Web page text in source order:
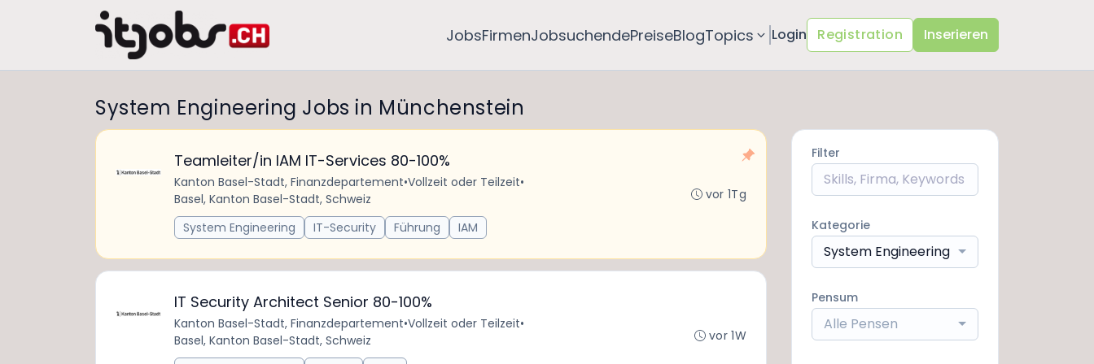
JobsFirmenJobsuchendePreiseBlogTopics Login Registration Inserieren
System Engineering Jobs in Münchenstein
Teamleiter/in IAM IT-Services 80-100%
Kanton Basel-Stadt, Finanzdepartement•Vollzeit oder Teilzeit•
Basel, Kanton Basel-Stadt, Schweiz
System Engineering
IT-Security Führung IAM
vor 1Tg
IT Security Architect Senior 80-100%
Kanton Basel-Stadt, Finanzdepartement•Vollzeit oder Teilzeit•
Basel, Kanton Basel-Stadt, Schweiz
vor 1W
Filter
Kategorie
System Engineering
Pensum
Alle Pensen